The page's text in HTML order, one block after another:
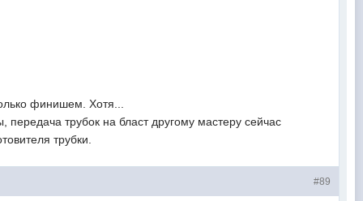
финишем. Хотя...
трубок на бласт другому мастеру сейчас
трубки.
#89